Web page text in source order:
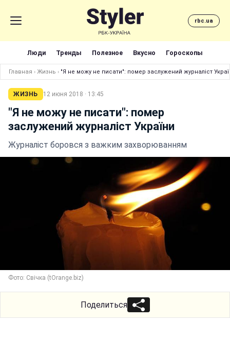
rbc.ua
Люди Тренды Полезное Вкусно Гороскопы
Главная › Жизнь › "Я не можу не писати": помер заслужений журналіст
ЖИЗНЬ 12 июня 2018 · 13:45
"Я не можу не писати": помер
заслужений журналіст України
Журналіст боровся з важким захворюванням
Фото: Свічка (tOrange.biz)
Поделиться